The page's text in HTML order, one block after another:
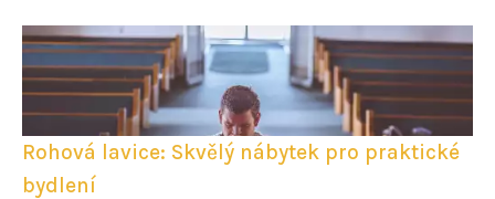
Rohová lavice: Skvělý nábytek pro praktické
bydlení